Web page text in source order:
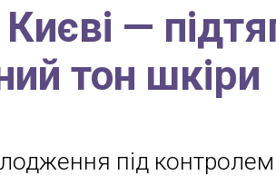
—
тон шкіри
під контролем